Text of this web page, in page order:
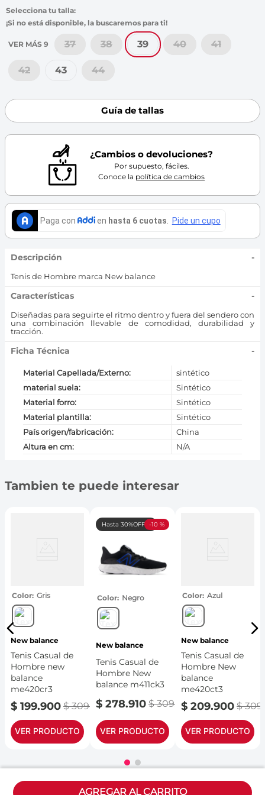
AGREGAR AL CARRITO
37 38 39 40 41
42 43 44
VER MÁS 9
Guía de tallas
¿Cambios o devoluciones?
Por supuesto, fáciles.
Conoce la política de cambios
Descripción -
Tenis de Hombre marca New balance
Características -
Diseñadas para seguirte el ritmo dentro y fuera del sendero con
una combinación llevable de comodidad, durabilidad y
tracción.
Ficha Técnica -
Material Capellada/Externo:
sintético
material suela:
Sintético
Material forro:
Sintético
Material plantilla:
Sintético
País origen/fabricación:
China
Altura en cm: N/A
Tambien te puede interesar
Color Gris
New balance
Tenis Casual de
Hombre new
balance
me420cr3
$ 199.900 $ 309. 900
VER PRODUCTO
-10 %
Hasta 30%OFF🤑
Color Negro
New balance
Tenis Casual de
Hombre New
balance m411ck3
$ 278.910 $ 309. 900
VER PRODUCTO
Color Azul
New balance
Tenis Casual de
Hombre New
balance
me420ct3
$ 209.900 $ 309
VER PRODUCTO
Políticas
8.
skechers
9.
cartago